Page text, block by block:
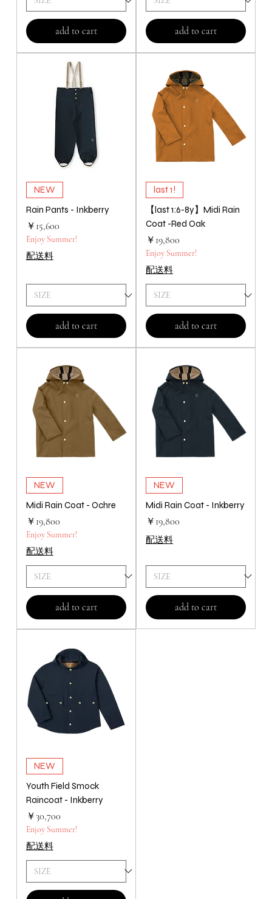
add to cart add to cart
NEW
Rain Pants - Inkberry
価格
￥15,600
Enjoy Summer!
配送料
add to cart
last 1!
【last 1:6-8y】Midi Rain
Coat -Red Oak
価格
￥19,800
Enjoy Summer!
配送料
add to cart
NEW
Midi Rain Coat - Ochre
価格
￥19,800
Enjoy Summer!
配送料
add to cart
NEW
Midi Rain Coat - Inkberry
価格
￥19,800
配送料
add to cart
NEW
Youth Field Smock
Raincoat - Inkberry
価格
￥30,700
Enjoy Summer!
配送料